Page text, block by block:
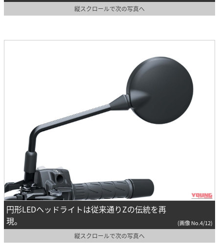
縦スクロールで次の写真へ
円形LEDヘッドライトは従来通りZの伝統を再
現。
(画像 No.4/12)
縦スクロールで次の写真へ